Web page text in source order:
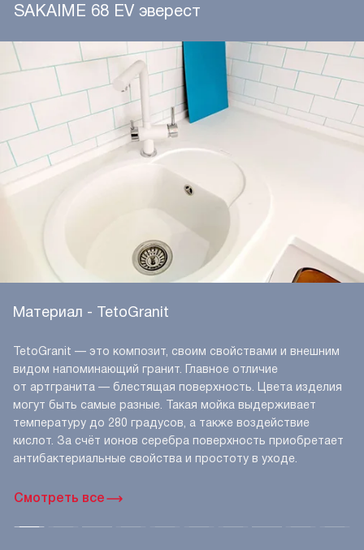
SAKAIME 68 EV эверест
Смотреть все
Материал - TetoGranit
TetoGranit — это композит, своим свойствами и внешним
видом напоминающий гранит. Главное отличие
от артгранита — блестящая поверхность. Цвета изделия
могут быть самые разные. Такая мойка выдерживает
температуру до 280 градусов, а также воздействие
кислот. За счёт ионов серебра поверхность приобретает
антибактериальные свойства и простоту в уходе.